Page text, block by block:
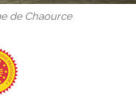
de Chaource